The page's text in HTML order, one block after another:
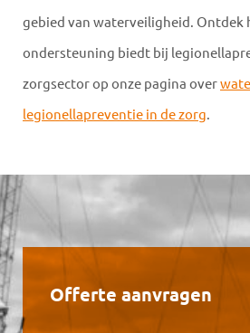
gebied van waterveiligheid. Ontdek
ondersteuning biedt bij
zorgsector op onze pagina over
legionellapreventie in de zorg.
Offerte aanvragen